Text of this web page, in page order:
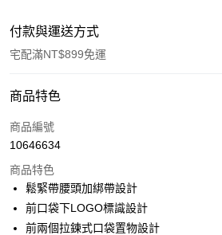
付款與運送方式
宅配滿NT$899免運
付款方式
信用卡一次付款
Apple Pay
悠遊付
商品特色
商品編號
10646634
商品特色
鬆緊帶腰頭加綁帶設計
前口袋下LOGO標識設計
前兩個拉鍊式口袋置物設計